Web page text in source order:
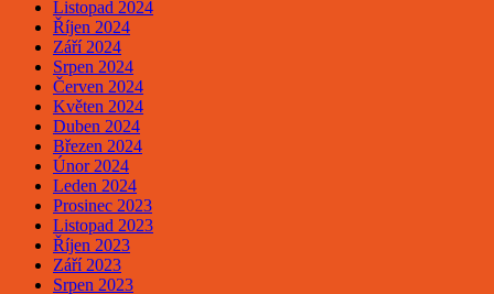
Listopad 2024
Říjen 2024
Září 2024
Srpen 2024
Červen 2024
Květen 2024
Duben 2024
Březen 2024
Únor 2024
Leden 2024
Prosinec 2023
Listopad 2023
Říjen 2023
Září 2023
Srpen 2023